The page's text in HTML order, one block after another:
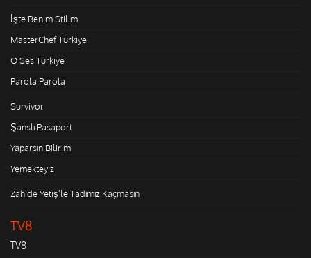
İşte Benim Stilim
MasterChef Türkiye
O Ses Türkiye
Parola Parola
Survivor
Şanslı Pasaport
Yaparsın Bilirim
Yemekteyiz
Zahide Yetiş'le Tadımız Kaçmasın
TV8
TV8